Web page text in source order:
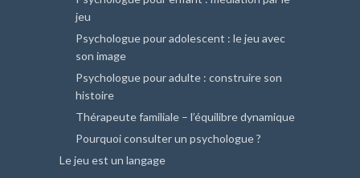
jeu
Psychologue pour adolescent : le jeu avec
son image
Psychologue pour adulte : construire son
histoire
Thérapeute familiale – l’équilibre dynamique
Pourquoi consulter un psychologue ?
Le jeu est un langage